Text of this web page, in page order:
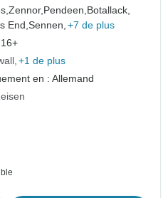
Zennor,Pendeen,Botallack,
End,Sennen, +7 de plus
+1 de plus
en : Allemand